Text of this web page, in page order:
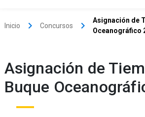
Inicio keyboard_arrow_right Concursos keyboard_arrow_right
Asignación de
Oceanográfico
Asignación de
Buque